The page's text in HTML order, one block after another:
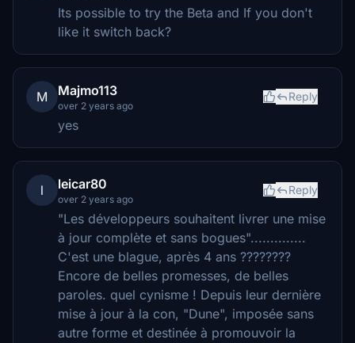
Its possible to try the Beta and If you don't
like it switch back?
M Majmo113
over 2 years ago
Reply
yes
l leicar80
over 2 years ago
Reply
"Les développeurs souhaitent livrer une mise
à jour complète et sans bogues"..............
C'est une blague, après 4 ans ????????
Encore de belles promesses, de belles
paroles. quel cynisme ! Depuis leur dernière
mise à jour à la con, "Dune", imposée sans
autre forme et destinée à promouvoir la